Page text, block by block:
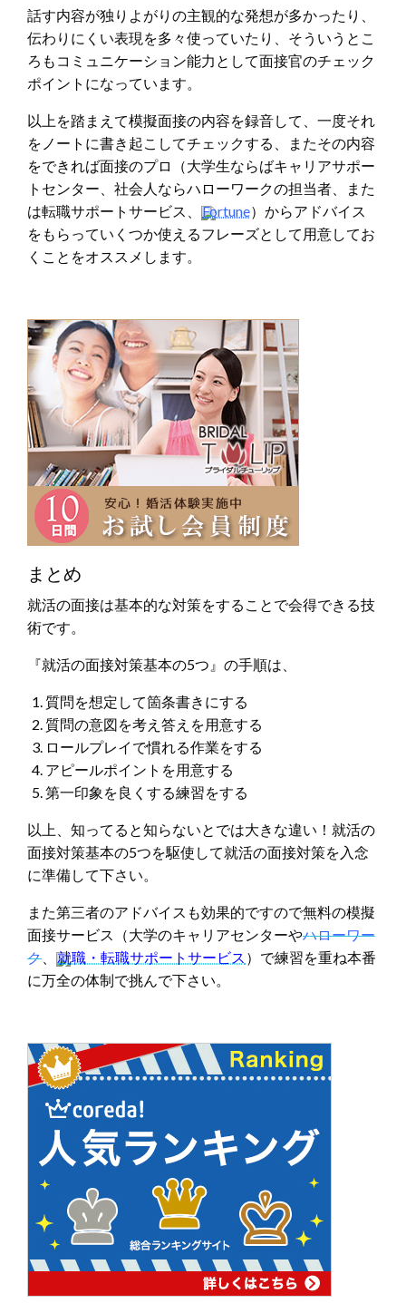
話す内容が独りよがりの主観的な発想が多かったり、
伝わりにくい表現を多々使っていたり、そういうとこ
ろもコミュニケーション能力として面接官のチェック
ポイントになっています。
以上を踏まえて模擬面接の内容を録音して、一度それ
をノートに書き起こしてチェックする、またその内容
をできれば面接のプロ（大学生ならばキャリアサポー
トセンター、社会人ならハローワークの担当者、また
は転職サポートサービス、 Fortune）からアドバイス
をもらっていくつか使えるフレーズとして用意してお
くことをオススメします。
まとめ
就活の面接は基本的な対策をすることで会得できる技
術です。
『就活の面接対策基本の5つ』の手順は、
質問を想定して箇条書きにする
質問の意図を考え答えを用意する
ロールプレイで慣れる作業をする
アピールポイントを用意する
第一印象を良くする練習をする
以上、知ってると知らないとでは大きな違い！就活の
面接対策基本の5つを駆使して就活の面接対策を入念
に準備して下さい。
また第三者のアドバイスも効果的ですので無料の模擬
面接サービス（大学のキャリアセンターやハローワー
ク
就職・転職サポートサービス ）で練習を重ね本番
に万全の体制で挑んで下さい。